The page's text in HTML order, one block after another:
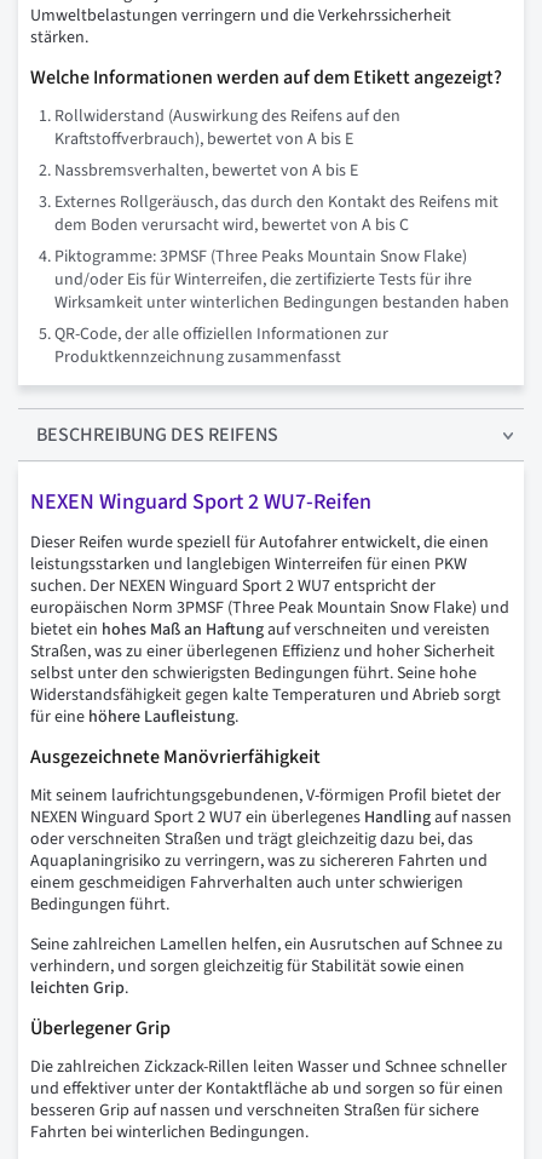
Umweltbelastungen verringern und die Verkehrssicherheit
stärken.
Welche Informationen werden auf dem Etikett angezeigt?
Rollwiderstand (Auswirkung des Reifens auf den
Kraftstoffverbrauch), bewertet von A bis E
Nassbremsverhalten, bewertet von A bis E
Externes Rollgeräusch, das durch den Kontakt des Reifens mit
dem Boden verursacht wird, bewertet von A bis C
Piktogramme: 3PMSF (Three Peaks Mountain Snow Flake)
und/oder Eis für Winterreifen, die zertifizierte Tests für ihre
Wirksamkeit unter winterlichen Bedingungen bestanden haben
QR-Code, der alle offiziellen Informationen zur
Produktkennzeichnung zusammenfasst
BESCHREIBUNG DES REIFENS
NEXEN Winguard Sport 2 WU7-Reifen
Dieser Reifen wurde speziell für Autofahrer entwickelt, die einen
leistungsstarken und langlebigen Winterreifen für einen PKW
suchen. Der NEXEN Winguard Sport 2 WU7 entspricht der
europäischen Norm 3PMSF (Three Peak Mountain Snow Flake) und
bietet ein hohes Maß an Haftungauf verschneiten und vereisten
Straßen, was zu einer überlegenen Effizienz und hoher Sicherheit
selbst unter den schwierigsten Bedingungen führt. Seine hohe
Widerstandsfähigkeit gegen kalte Temperaturen und Abrieb sorgt
für eine höhere Laufleistung.
Ausgezeichnete Manövrierfähigkeit
Mit seinem laufrichtungsgebundenen, V-förmigen Profil bietet der
NEXEN Winguard Sport 2 WU7 ein überlegenes Handlingauf nassen
oder verschneiten Straßen und trägt gleichzeitig dazu bei, das
Aquaplaningrisiko zu verringern, was zu sichereren Fahrten und
einem geschmeidigen Fahrverhalten auch unter schwierigen
Bedingungen führt.
Seine zahlreichen Lamellen helfen, ein Ausrutschen auf Schnee zu
verhindern, und sorgen gleichzeitig für Stabilität sowie einen
leichten Grip.
Überlegener Grip
Die zahlreichen Zickzack-Rillen leiten Wasser und Schnee schneller
und effektiver unter der Kontaktfläche ab und sorgen so für einen
besseren Grip auf nassen und verschneiten Straßen für sichere
Fahrten bei winterlichen Bedingungen.